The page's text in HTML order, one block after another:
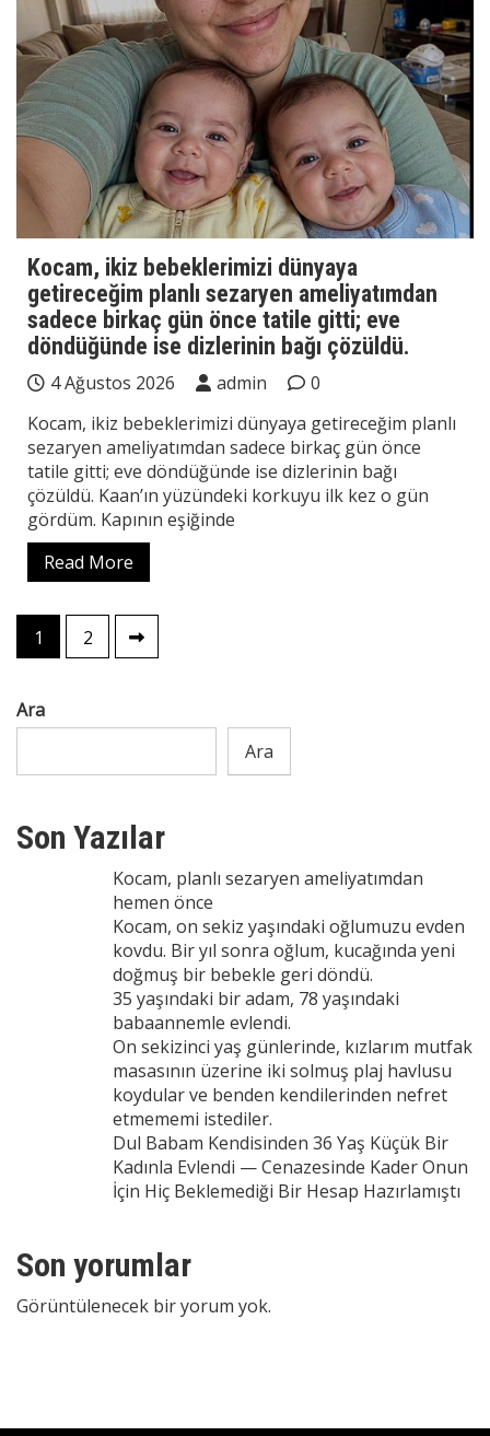
Kocam, ikiz bebeklerimizi dünyaya
getireceğim planlı sezaryen ameliyatımdan
sadece birkaç gün önce tatile gitti; eve
döndüğünde ise dizlerinin bağı çözüldü.
4 Ağustos 2026 admin
0
Kocam, ikiz bebeklerimizi dünyaya getireceğim planlı
sezaryen ameliyatımdan sadece birkaç gün önce
tatile gitti; eve döndüğünde ise dizlerinin bağı
çözüldü. Kaan’ın yüzündeki korkuyu ilk kez o gün
gördüm. Kapının eşiğinde
Read More
Yazı
sayfalaması
1 2
Ara
Ara
Son Yazılar
Kocam, planlı sezaryen ameliyatımdan
hemen önce
Kocam, on sekiz yaşındaki oğlumuzu evden
kovdu. Bir yıl sonra oğlum, kucağında yeni
doğmuş bir bebekle geri döndü.
35 yaşındaki bir adam, 78 yaşındaki
babaannemle evlendi.
On sekizinci yaş günlerinde, kızlarım mutfak
masasının üzerine iki solmuş plaj havlusu
koydular ve benden kendilerinden nefret
etmememi istediler.
Dul Babam Kendisinden 36 Yaş Küçük Bir
Kadınla Evlendi — Cenazesinde Kader Onun
İçin Hiç Beklemediği Bir Hesap Hazırlamıştı
Son yorumlar
Görüntülenecek bir yorum yok.